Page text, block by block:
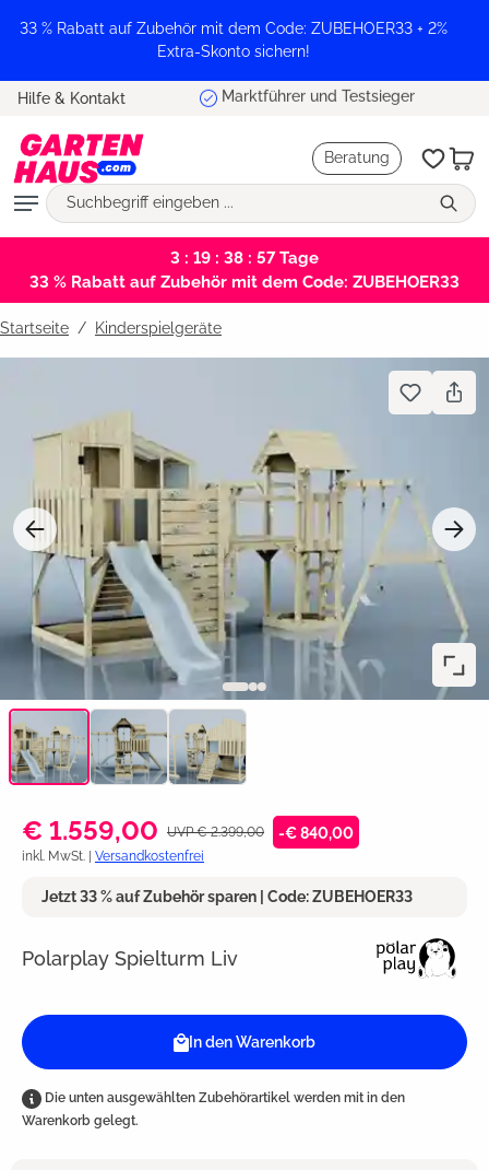
springen
33 % Rabatt auf Zubehör mit dem Code: ZUBEHOER33 + 2%
Extra-Skonto sichern!
Hilfe & Kontakt Marktführer und Testsieger
Beratung
3 : 19 : 38 : 56Tage
33 % Rabatt auf Zubehör mit dem Code: ZUBEHOER33
Startseite Kinderspielgeräte
€ 1.559,00 UVP € 2.399,00 -€ 840,00
inkl. MwSt. | Versandkostenfrei
Jetzt 33 % auf Zubehör sparen | Code: ZUBEHOER33
Polarplay Spielturm Liv
In den Warenkorb
Die unten ausgewählten Zubehörartikel werden mit in den
Warenkorb gelegt.